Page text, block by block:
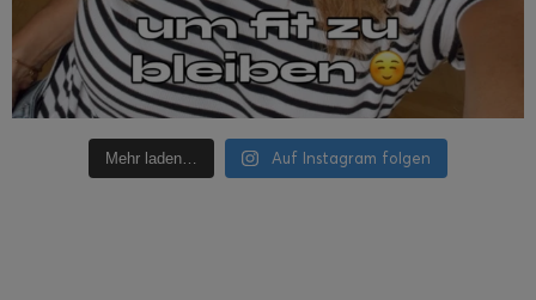
Mehr laden… Auf Instagram folgen